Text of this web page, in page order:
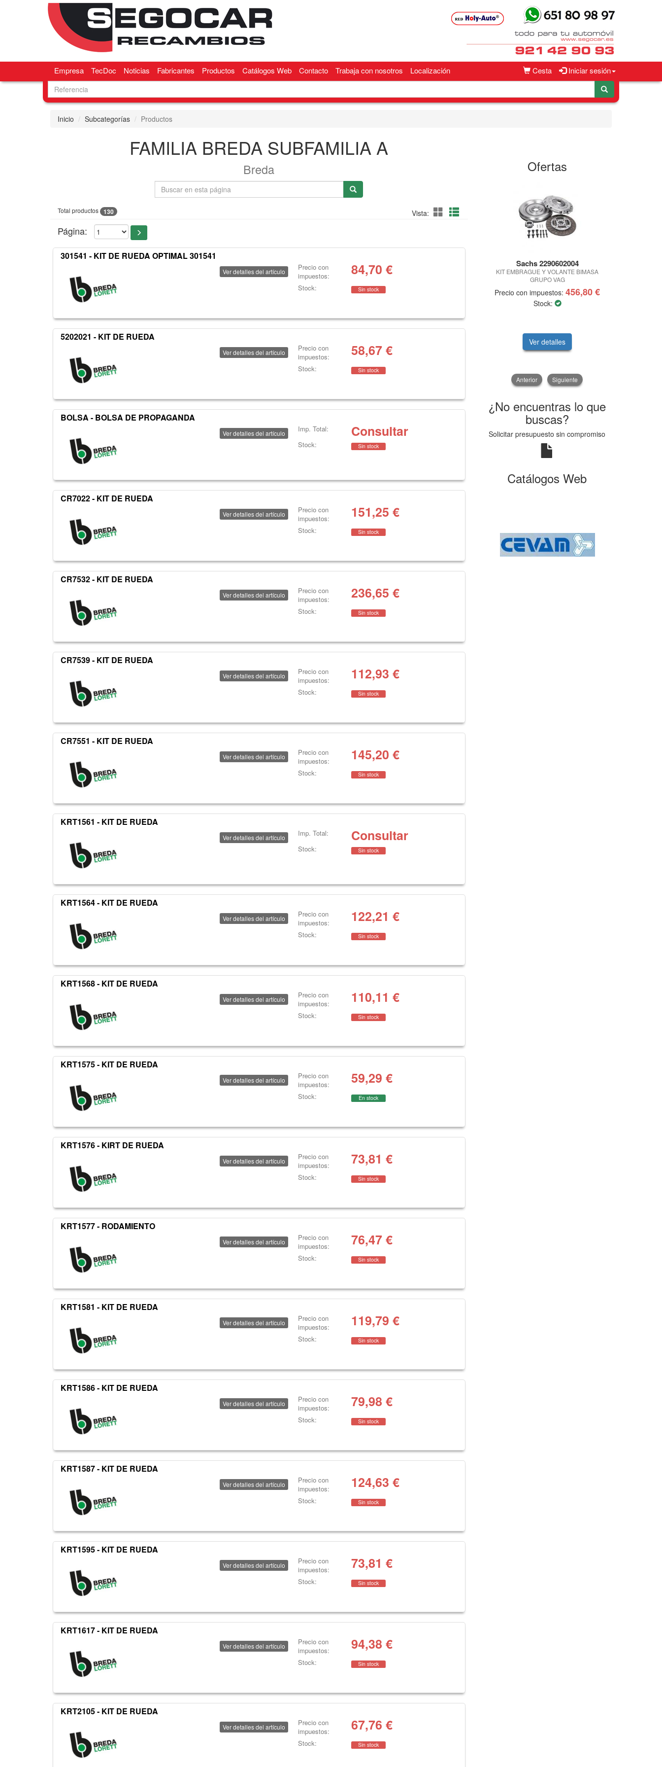
Cesta Iniciar sesión
Empresa TecDoc Noticias Fabricantes Productos Catálogos Web Contacto Trabaja con nosotros Localización
Inicio Subcategorías Productos
FAMILIA BREDA SUBFAMILIA A
Breda
Total productos 130 Vista:
Página:
301541 - KIT DE RUEDA OPTIMAL 301541
Ver detalles del artículo
Precio con
impuestos:
84,70 €
Stock: Sin stock
5202021 - KIT DE RUEDA
Ver detalles del artículo
Precio con
impuestos:
58,67€
Stock: Sin stock
BOLSA - BOLSA DE PROPAGANDA
Ver detalles del artículo Imp. Total: Consultar
Stock: Sin stock
CR7022 - KIT DE RUEDA
Ver detalles del artículo
Precio con
impuestos:
151,25 €
Stock: Sin stock
CR7532 - KIT DE RUEDA
Ver detalles del artículo
Precio con
impuestos:
236,65 €
Stock: Sin stock
CR7539 - KIT DE RUEDA
Ver detalles del artículo
Precio con
impuestos:
112,93 €
Stock: Sin stock
CR7551 - KIT DE RUEDA
Ver detalles del artículo
Precio con
impuestos:
145,20 €
Stock: Sin stock
KRT1561 - KIT DE RUEDA
Ver detalles del artículo Imp. Total: Consultar
Stock: Sin stock
KRT1564 - KIT DE RUEDA
Ver detalles del artículo
Precio con
impuestos:
122,21 €
Stock: Sin stock
KRT1568 - KIT DE RUEDA
Ver detalles del artículo
Precio con
impuestos:
110,11 €
Stock: Sin stock
KRT1575 - KIT DE RUEDA
Ver detalles del artículo
Precio con
impuestos:
59,29 €
Stock: En stock
KRT1576 - KIRT DE RUEDA
Ver detalles del artículo
Precio con
impuestos:
73,81 €
Stock: Sin stock
KRT1577 - RODAMIENTO
Ver detalles del artículo
Precio con
impuestos:
76,47€
Stock: Sin stock
KRT1581 - KIT DE RUEDA
Ver detalles del artículo
Precio con
impuestos:
119,79 €
Stock: Sin stock
KRT1586 - KIT DE RUEDA
Ver detalles del artículo
Precio con
impuestos:
79,98 €
Stock: Sin stock
KRT1587 - KIT DE RUEDA
Ver detalles del artículo
Precio con
impuestos:
124,63 €
Stock: Sin stock
KRT1595 - KIT DE RUEDA
Ver detalles del artículo
Precio con
impuestos:
73,81 €
Stock: Sin stock
KRT1617 - KIT DE RUEDA
Ver detalles del artículo
Precio con
impuestos:
94,38 €
Stock: Sin stock
KRT2105 - KIT DE RUEDA
Ver detalles del artículo
Precio con
impuestos:
67,76 €
Stock: Sin stock
Ofertas
Sachs 2290602004
KIT EMBRAGUE Y VOLANTE BIMASA
GRUPO VAG
Precio con impuestos: 456,80 €
Stock:
Ver detalles
Anterior Siguiente
¿No encuentras lo que
buscas?
Solicitar presupuesto sin compromiso
Catálogos Web